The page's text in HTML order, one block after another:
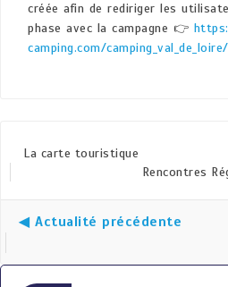
créée afin de rediriger les
phase avec la campagne 👉
camping.com/camping_val_de_loire/
La carte touristique
Rencontres
◀ Actualité précédente